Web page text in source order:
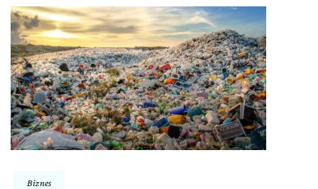
Biznes